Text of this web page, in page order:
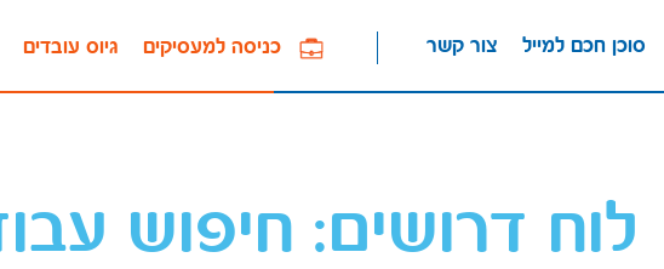
גיוס עובדים כניסה למעסיקים צור קשר סוכן חכם למייל
לוח דרושים: חיפוש